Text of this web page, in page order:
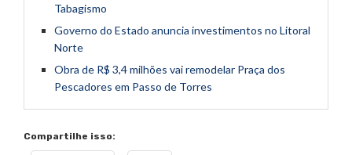
Tabagismo
Governo do Estado anuncia investimentos no Litoral
Norte
Obra de R$ 3,4 milhões vai remodelar Praça dos
Pescadores em Passo de Torres
Compartilhe isso: